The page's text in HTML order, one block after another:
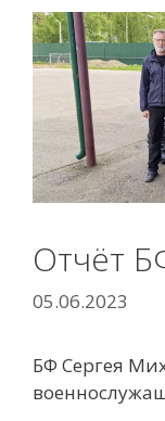
Отчёт
05.06.2023
БФ Сергея